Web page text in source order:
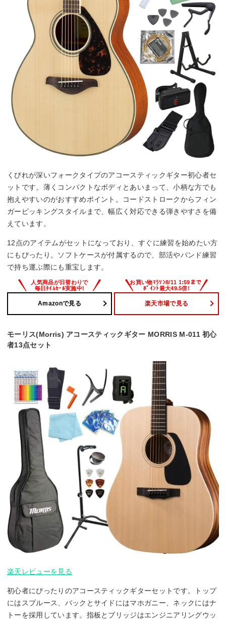
くびれが深いフォークタイプのアコースティックギター初心者セ
ットです。薄くコンパクトなボディとあいまって、小柄な方でも
抱えやすいのがおすすめポイント。コードストロークからフィン
ガーピッキングスタイルまで、幅広く対応できる弾きやすさを備
えています。
12点のアイテムがセットになっており、すぐに練習を始めたい方
にもぴったり。ソフトケースが付属するので、部活やバンド練習
で持ち運ぶ際にも重宝します。
Amazonで見る 楽天市場で見る
モーリス(Morris) アコースティックギター MORRIS M-011 初心
者13点セット
楽天レビューを見る
初心者にぴったりのアコースティックギターセットです。トップ
にはスプルース、バックとサイドにはマホガニー、ネックにはナ
トーを採用しています。指板とブリッジはエンジニアリングウッ